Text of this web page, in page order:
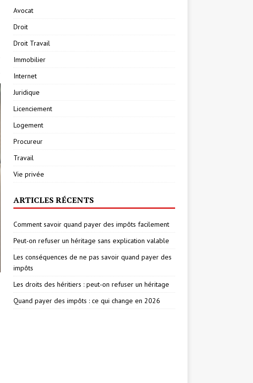
Avocat
Droit
Droit Travail
Immobilier
Internet
Juridique
Licenciement
Logement
Procureur
Travail
Vie privée
ARTICLES RÉCENTS
Comment savoir quand payer des impôts facilement
Peut-on refuser un héritage sans explication valable
Les conséquences de ne pas savoir quand payer des
impôts
Les droits des héritiers : peut-on refuser un héritage
Quand payer des impôts : ce qui change en 2026